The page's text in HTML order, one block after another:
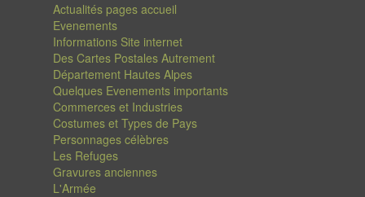
Actualités pages accueil
Evenements
Informations Site internet
Des Cartes Postales Autrement
Département Hautes Alpes
Quelques Evenements importants
Commerces et Industries
Costumes et Types de Pays
Personnages célèbres
Les Refuges
Gravures anciennes
L'Armée